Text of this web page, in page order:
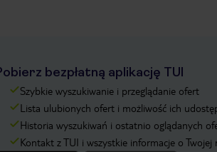
bezpłatną aplikację TUI
Szybkie wyszukiwanie i przeglądanie ofert
Lista ulubionych ofert i możliwość ich
Historia wyszukiwań i ostatnio oglądanych
Kontakt z TUI i wszystkie informacje o Twojej